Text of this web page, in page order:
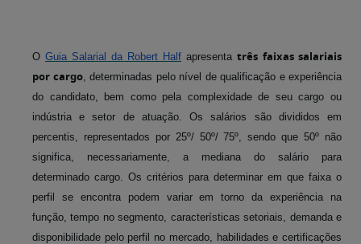
O Guia Salarial da Robert Half apresenta três faixas salariais
por cargo, determinadas pelo nível de qualificação e experiência
do candidato, bem como pela complexidade de seu cargo ou
indústria e setor de atuação. Os salários são divididos em
percentis, representados por 25º/ 50º/ 75º, sendo que 50º não
significa, necessariamente, a mediana do salário para
determinado cargo. Os critérios para determinar em que faixa o
perfil se encontra podem variar em torno da experiência na
função, tempo no segmento, características setoriais, demanda e
disponibilidade pelo perfil no mercado, habilidades e certificações